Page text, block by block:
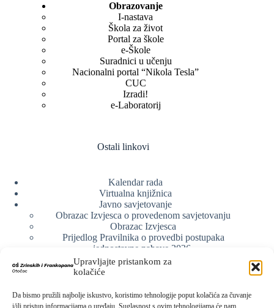
Upravljajte pristankom za
kolačiće
Da bismo pružili najbolje iskustvo, koristimo tehnologije poput kolačića za čuvanje
i/ili pristup informacijama o uređaju. Suglasnost s ovim tehnologijama će nam
Obrazovanje
I-nastava
Škola za život
Portal za škole
e-Škole
Suradnici u učenju
Nacionalni portal “Nikola Tesla”
CUC
Izradi!
e-Laboratorij
Ostali linkovi
Kalendar rada
Virtualna knjižnica
Javno savjetovanje
Obrazac Izvjesca o provedenom savjetovanju
Obrazac Izvjesca
Prijedlog Pravilnika o provedbi postupaka
jednostavne nabave 2026.
Obrazlozenje uz prijedlog Pravilnika o provedbi
postupka jednostavne nabave
Web arhiva
Politika o zaštiti privatnosti